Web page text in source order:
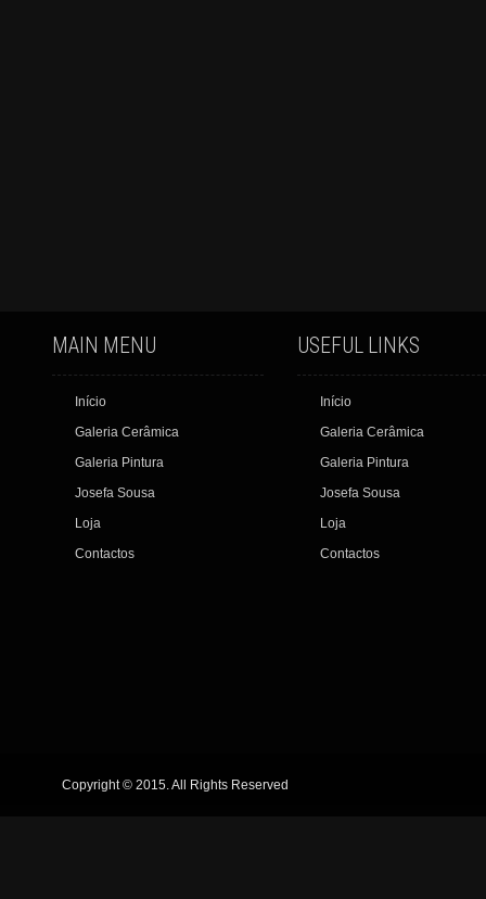
MAIN MENU
Início
Galeria Cerâmica
Galeria Pintura
Josefa Sousa
Loja
Contactos
USEFUL LINKS
Início
Galeria Cerâmica
Galeria Pintura
Josefa Sousa
Loja
Contactos
Copyright © 2015. All Rights Reserved